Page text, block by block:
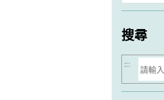
類
搜尋
搜
尋
:::